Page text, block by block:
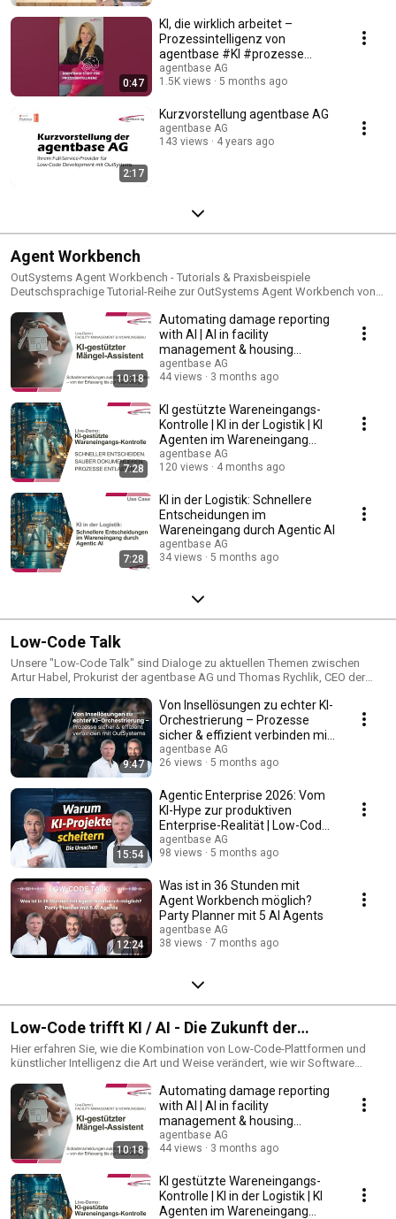
0:47
KI, die wirklich arbeitet –
Prozessintelligenz von
agentbase #KI #prozesse
#digitalisierung
agentbase AG
1.5K views
5 months ago
2:17
Kurzvorstellung agentbase AG
agentbase AG
143 views
4 years ago
Agent Workbench
OutSystems Agent Workbench - Tutorials & Praxisbeispiele
Deutschsprachige Tutorial-Reihe zur OutSystems Agent Workbench von
ersten Stunden. In dieser Playlist zeigen wir Euch: ✅ Schritt-für-Schritt-
Anleitungen zur Agent Workbench ✅ Live-Demos mit echten Use Cases
aus der Praxis ✅ Best Practices aus unserer Early Access Erfahrung ✅
Integration von AI Agents in Enterprise-Workflows ✅ Human-AI
Collaboration für maximale Effizienz Von der ersten Einrichtung bis zu
komplexen Automatisierungen - hier findet Ihr alles, was Ihr für
erfolgreiche AI Agent Projekte braucht. Perfekt für: Entwickler, IT-
Professionals und Entscheider, die AI-gestützte Enterprise-Lösungen mit
OutSystems umsetzen möchten. 🚀 Mehr Infos:
https://www.agentbase.de 💬 Fragen? Schreibt uns in die Kommentare!
#OutSystemsPartner #AgentWorkbench #AIAgents #LowCode
#Automation #AI #agentbase
10:18
Automating damage reporting
with AI | AI in facility
management & housing
construction (Use Case ...
agentbase AG
44 views
3 months ago
7:28
KI gestützte Wareneingangs-
Kontrolle | KI in der Logistik | KI
Agenten im Wareneingang
[Live-Demo]
agentbase AG
120 views
4 months ago
7:28
KI in der Logistik: Schnellere
Entscheidungen im
Wareneingang durch Agentic AI
agentbase AG
34 views
5 months ago
Low-Code Talk
Unsere "Low-Code Talk" sind Dialoge zu aktuellen Themen zwischen
Artur Habel, Prokurist der agentbase AG und Thomas Rychlik, CEO der
verschiedene Themenbereiche. Der Fokus liegt jedoch immer im Bereich
Low-Code Development. Denn als erfahrener Dienstleister nutzen wir eine
moderne und hocheffiziente Entwicklungsplattform, um die
anspruchsvollen Anforderungen unserer Kunden sofort und mit geringem
Aufwand in zukunftssichere Applikationen umzusetzen. Dabei bedienen
wir die ganze Bandbreite von der einfachen, schnell erstellten App bis hin
zur komplexen und unternehmenskritischen Anwendung. Wir bieten einen
großen Ressourcenpool für mehr Flexibilität und höhere Skalierbarkeit in
Ihren Low-Code Projekten, Managed Services und zertifiziere Schulungen.
9:47
Von Insellösungen zu echter KI-
Orchestrierung – Prozesse
sicher & effizient verbinden mit
OutSystems
agentbase AG
26 views
5 months ago
15:54
Agentic Enterprise 2026: Vom
KI-Hype zur produktiven
Enterprise-Realität | Low-Code
Talk
agentbase AG
98 views
5 months ago
12:24
Was ist in 36 Stunden mit
Agent Workbench möglich?
Party Planner mit 5 AI Agents
agentbase AG
38 views
7 months ago
Low-Code trifft KI / AI - Die Zukunft der
Softwareentwicklung
Hier erfahren Sie, wie die Kombination von Low-Code-Plattformen und
künstlicher Intelligenz die Art und Weise verändert, wie wir Software
Anwendungen und die neuesten Trends, die die Zukunft der
Softwareentwicklung prägen. Seien Sie dabei, wenn wir gemeinsam die
Grenzen des Möglichen verschieben und die nächste Ära der
Softwareentwicklung gestalten!
10:18
Automating damage reporting
with AI | AI in facility
management & housing
construction (Use Case ...
agentbase AG
44 views
3 months ago
KI gestützte Wareneingangs-
Kontrolle | KI in der Logistik | KI
Agenten im Wareneingang